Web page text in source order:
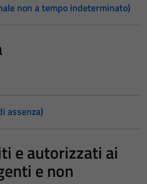
non a tempo indeterminato)
assenza)
e autorizzati ai
e non